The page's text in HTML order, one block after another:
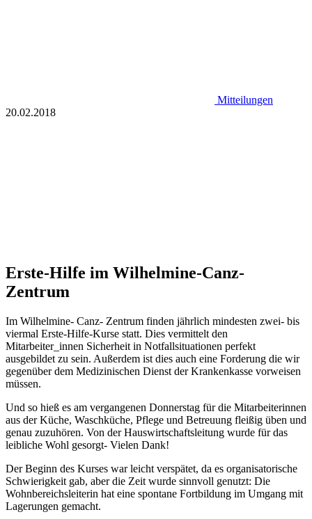
Mitteilungen
20.02.2018
Erste-Hilfe im Wilhelmine-Canz-
Zentrum
Im Wilhelmine- Canz- Zentrum finden jährlich mindesten zwei- bis
viermal Erste-Hilfe-Kurse statt. Dies vermittelt den
Mitarbeiter_innen Sicherheit in Notfallsituationen perfekt
ausgebildet zu sein. Außerdem ist dies auch eine Forderung die wir
gegenüber dem Medizinischen Dienst der Krankenkasse vorweisen
müssen.
Und so hieß es am vergangenen Donnerstag für die Mitarbeiterinnen
aus der Küche, Waschküche, Pflege und Betreuung fleißig üben und
genau zuzuhören. Von der Hauswirtschaftsleitung wurde für das
leibliche Wohl gesorgt- Vielen Dank!
Der Beginn des Kurses war leicht verspätet, da es organisatorische
Schwierigkeit gab, aber die Zeit wurde sinnvoll genutzt: Die
Wohnbereichsleiterin hat eine spontane Fortbildung im Umgang mit
Lagerungen gemacht.